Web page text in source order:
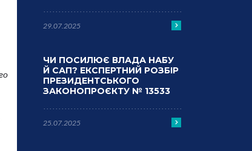
29.07.2025
ЧИ ПОСИЛЮЄ ВЛАДА НАБУ
Й САП? ЕКСПЕРТНИЙ РОЗБІР
ПРЕЗИДЕНТСЬКОГО
ЗАКОНОПРОЄКТУ № 13533
25.07.2025